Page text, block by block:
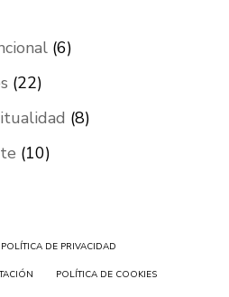
(6)
(22)
(8)
(10)
POLÍTICA DE PRIVACIDAD
POLÍTICA DE COOKIES